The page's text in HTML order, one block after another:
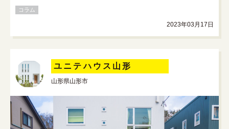
コラム
2023年03月17日
ユニテハウス山形
山形県山形市